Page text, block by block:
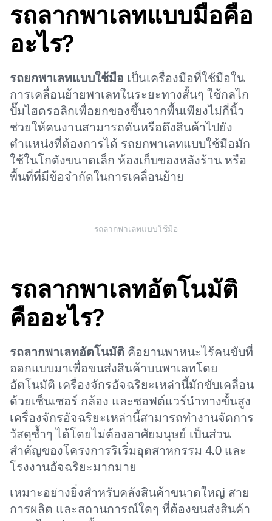
รถลากพาเลทแบบมือคือ
อะไร?
รถยกพาเลทแบบใช้มือ เป็นเครื่องมือที่ใช้มือใน
การเคลื่อนย้ายพาเลทในระยะทางสั้นๆ ใช้กลไก
ปั๊มไฮดรอลิกเพื่อยกของขึ้นจากพื้นเพียงไม่กี่นิ้ว
ช่วยให้คนงานสามารถดันหรือดึงสินค้าไปยัง
ตำแหน่งที่ต้องการได้ รถยกพาเลทแบบใช้มือมัก
ใช้ในโกดังขนาดเล็ก ห้องเก็บของหลังร้าน หรือ
พื้นที่ที่มีข้อจำกัดในการเคลื่อนย้าย
รถลากพาเลทแบบใช้มือ
รถลากพาเลทอัตโนมัติ
คืออะไร?
รถลากพาเลทอัตโนมัติ คือยานพาหนะไร้คนขับที่
ออกแบบมาเพื่อขนส่งสินค้าบนพาเลทโดย
อัตโนมัติ เครื่องจักรอัจฉริยะเหล่านี้มักขับเคลื่อน
ด้วยเซ็นเซอร์ กล้อง และซอฟต์แวร์นำทางขั้นสูง
เครื่องจักรอัจฉริยะเหล่านี้สามารถทำงานจัดการ
วัสดุซ้ำๆ ได้โดยไม่ต้องอาศัยมนุษย์ เป็นส่วน
สำคัญของโครงการริเริ่มอุตสาหกรรม 4.0 และ
โรงงานอัจฉริยะมากมาย
เหมาะอย่างยิ่งสำหรับคลังสินค้าขนาดใหญ่ สาย
การผลิต และสถานการณ์ใดๆ ที่ต้องขนส่งสินค้า